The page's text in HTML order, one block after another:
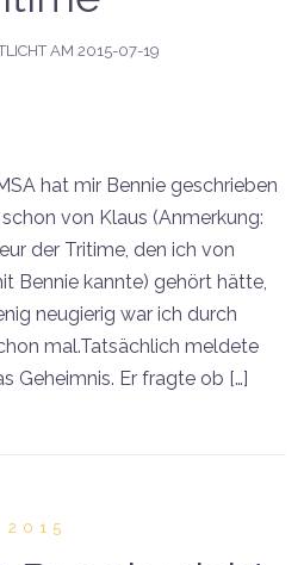
AM 2015-07-19
hat mir Bennie geschrieben
von Klaus (Anmerkung:
der Tritime, den ich von
Bennie kannte) gehört hätte,
neugierig war ich durch
mal.Tatsächlich meldete
Geheimnis. Er fragte ob […]
2015